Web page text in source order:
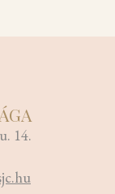
14.